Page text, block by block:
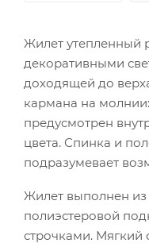
Жилет утепленный
декоративными
доходящей до
кармана на
предусмотрен
цвета. Спинка и
подразумевает
Жилет выполнен из
полиэстеровой
строчками. Мягкий